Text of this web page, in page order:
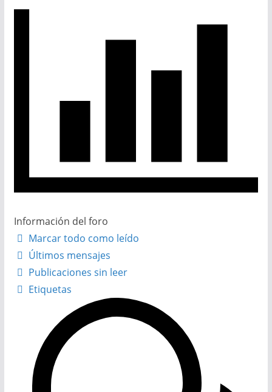
Información del foro
Marcar todo como leído
Últimos mensajes
Publicaciones sin leer
Etiquetas